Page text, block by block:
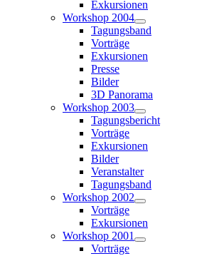
Exkursionen
Workshop 2004
Tagungsband
Vorträge
Exkursionen
Presse
Bilder
3D Panorama
Workshop 2003
Tagungsbericht
Vorträge
Exkursionen
Bilder
Veranstalter
Tagungsband
Workshop 2002
Vorträge
Exkursionen
Workshop 2001
Vorträge